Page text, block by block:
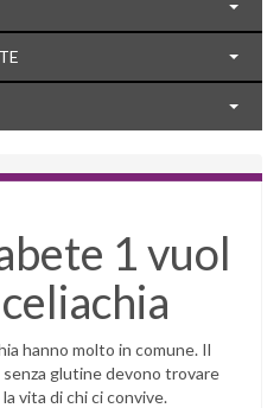
1 vuol
hanno molto in comune. Il
glutine devono trovare
vita di chi ci convive.